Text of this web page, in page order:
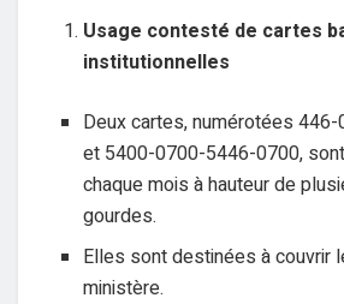
Usage contesté de cartes
institutionnelles
Deux cartes, numérotées
et 5400-0700-5446-0700,
chaque mois à hauteur de
gourdes.
Elles sont destinées à couvrir
ministère.